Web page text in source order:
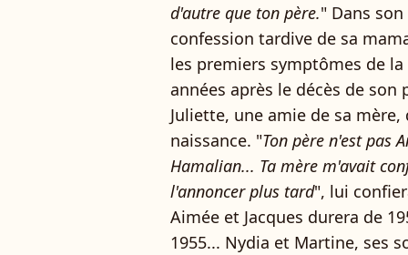
d'autre que ton père." Dans
confession tardive de sa
les premiers symptômes de
années après le décès de
Juliette, une amie de sa
naissance. "Ton père n'est pas
Hamalian... Ta mère m'avait
l'annoncer plus tard", lui
Aimée et Jacques durera de
1955... Nydia et Martine, ses